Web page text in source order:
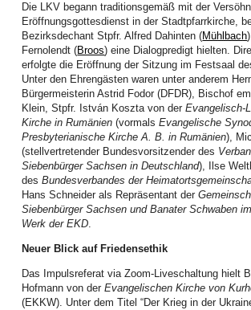
Höhepunkt dieser Landesweiten Werkstatt für WGT-
Zoom-Gespräch mit Priester Emeka Emeakaroha,
in Ihitte befand und sein soziales Projekt in Wort und
Teilnehmerinnen waren zutiefst beeindruckt. Für
dem über 70.000 Menschen aus der Region
erhalten, und die Schule, wo über 900 Kindern
wird, ist dann auch die Kollekte des WGT in unserer
eingehoben worden.
Im Februar boten Frauen einen
der Mitarbeiterinnen der Frauenarbeit folgten Mitte
als erwartet. Juliane Topârcean (Hermannstadt)
PME (progressive Muskelentspannung nach
überwältigende Resonanz und die vielen
Frauen sprengte den geplanten Rahmen.
So musste kurzfristig vom Terrassensaal der EAS in
EAS umdisponiert und die Anmeldeliste frühzeitig
gute Stimmung und der wirksame Effekt der
in den Teilnehmerinnen den Wunsch nach mindestens
Nachfolgetreffen noch in diesem Jahr.
Die LKV begann traditionsgemäß mit der
Eröffnungsgottesdienst in der Stadtpfarrkirche,
Bezirksdechant Stpfr. Alfred Dahinten (Mühlbach
Fernolendt (Broos) eine Dialogpredigt hielten.
erfolgte die Eröffnung der Sitzung im Festsaal
Unter den Ehrengästen waren unter anderem
Bürgermeisterin Astrid Fodor (DFDR), Bischof
Klein, Stpfr. István Koszta von derEvangelisch-
Kirche in Rumänien (vormalsEvangelische
Presbyterianische Kirche A. B. in Rumänien),
(stellvertretender Bundesvorsitzender des
Siebenbürger Sachsen in Deutschland), Ilse
desBundesverbandes der
Hans Schneider als Repräsentant der
Siebenbürger Sachsen und Banater Schwaben
Werk der EKD.
Neuer Blick auf Friedensethik
Das Impulsreferat via Zoom-Liveschaltung hielt
Hofmann von derEvangelischen Kirche von
(EKKW). Unter dem Titel “Der Krieg in der